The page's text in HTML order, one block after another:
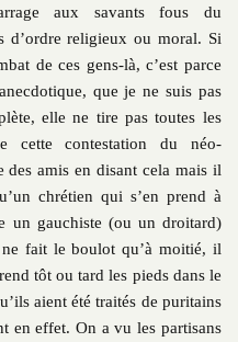
aux savants fous du
d’ordre religieux ou moral. Si
de ces gens-là, c’est parce
que je ne suis pas
elle ne tire pas toutes les
cette contestation du néo-
des amis en disant cela mais il
chrétien qui s’en prend à
un gauchiste (ou un droitard)
fait le boulot qu’à moitié, il
tôt ou tard les pieds dans le
aient été traités de puritains
en effet. On a vu les partisans